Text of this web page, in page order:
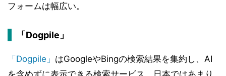
フォームは幅広い。
「Dogpile」
「Dogpile」 はGoogleやBingの検索結果を集約し、AI
を含めずに表示できる検索サービス。日本ではあまり